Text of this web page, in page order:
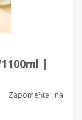
|
Zapomeňte na